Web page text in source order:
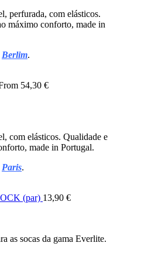
perfurada, com elásticos.
máximo conforto, made in
Berlim.
54,30 €
com elásticos. Qualidade e
made in Portugal.
Paris.
(par) 13,90 €
as socas da gama Everlite.